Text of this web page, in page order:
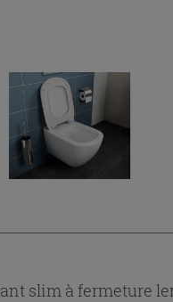
slim à fermeture